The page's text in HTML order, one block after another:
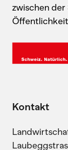
zwischen
Kontakt